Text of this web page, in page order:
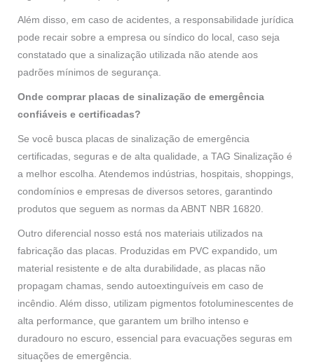
Além disso, em caso de acidentes, a responsabilidade jurídica
pode recair sobre a empresa ou síndico do local, caso seja
constatado que a sinalização utilizada não atende aos
padrões mínimos de segurança.
Onde comprar placas de sinalização de emergência
confiáveis e certificadas?
Se você busca placas de sinalização de emergência
certificadas, seguras e de alta qualidade, a TAG Sinalização é
a melhor escolha. Atendemos indústrias, hospitais, shoppings,
condomínios e empresas de diversos setores, garantindo
produtos que seguem as normas da ABNT NBR 16820.
Outro diferencial nosso está nos materiais utilizados na
fabricação das placas. Produzidas em PVC expandido, um
material resistente e de alta durabilidade, as placas não
propagam chamas, sendo autoextinguíveis em caso de
incêndio. Além disso, utilizam pigmentos fotoluminescentes de
alta performance, que garantem um brilho intenso e
duradouro no escuro, essencial para evacuações seguras em
situações de emergência.